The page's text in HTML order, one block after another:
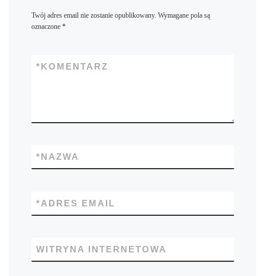
Twój adres email nie zostanie opublikowany. Wymagane pola są
oznaczone *
KOMENTARZ
*
NAZWA
*
ADRES EMAIL
*
WITRYNA INTERNETOWA